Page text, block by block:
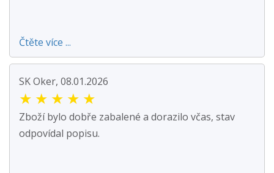
Čtěte více ...
SK Oker, 08.01.2026
★ ★ ★ ★ ★
Zboží bylo dobře zabalené a dorazilo včas, stav
odpovídal popisu.